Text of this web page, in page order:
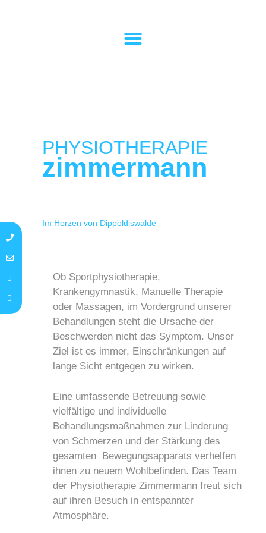
PHYSIOTHERAPIE
zimmermann
Im Herzen von Dippoldiswalde
Ob Sportphysiotherapie,
Krankengymnastik, Manuelle Therapie
oder Massagen, im Vordergrund unserer
Behandlungen steht die Ursache der
Beschwerden nicht das Symptom. Unser
Ziel ist es immer, Einschränkungen auf
lange Sicht entgegen zu wirken.
Eine umfassende Betreuung sowie
vielfältige und individuelle
Behandlungsmaßnahmen zur Linderung
von Schmerzen und der Stärkung des
gesamten Bewegungsapparats verhelfen
ihnen zu neuem Wohlbefinden. Das Team
der Physiotherapie Zimmermann freut sich
auf ihren Besuch in entspannter
Atmosphäre.